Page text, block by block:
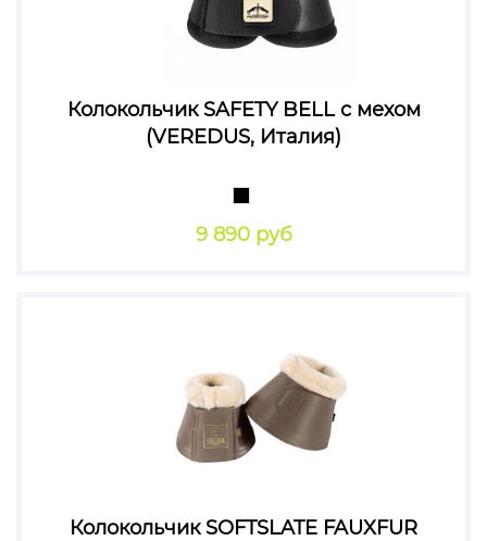
Колокольчик SAFETY BELL с мехом
(VEREDUS, Италия)
9 890 руб
Колокольчик SOFTSLATE FAUXFUR